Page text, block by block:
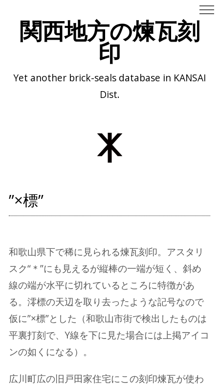
関西地方の煉瓦刻
印
Yet another brick-seals database in KANSAI
Dist.
”×標”
和歌山県下で稀に見られる煉瓦刻印。アスタリ
スク“＊”にも見えるが縦棒の一端が短く、斜め
線の端が水平に切れているところに特徴があ
る。澪標の天辺を取り去ったような記号なので
仮に”×標”とした（和歌山市街で検出したものは
平裏打刻で、Y線を下に見た場合には上掲アイコ
ンの如くになる）。
広川町広の旧戸田家住宅にこの刻印煉瓦が使わ